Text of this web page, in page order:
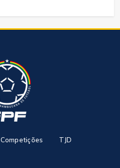
Competições TJD